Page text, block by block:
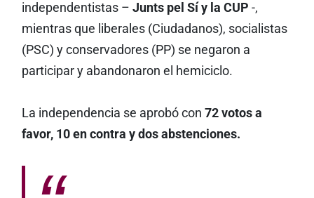
independentistas – Junts pel Sí y la CUP -,
mientras que liberales (Ciudadanos), socialistas
(PSC) y conservadores (PP) se negaron a
participar y abandonaron el hemiciclo.
La independencia se aprobó con 72 votos a
favor, 10 en contra y dos abstenciones.